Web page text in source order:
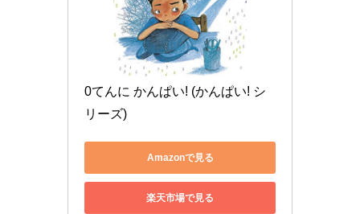
0てんに かんぱい! (かんぱい! シ
リーズ)
Amazonで見る
楽天市場で見る